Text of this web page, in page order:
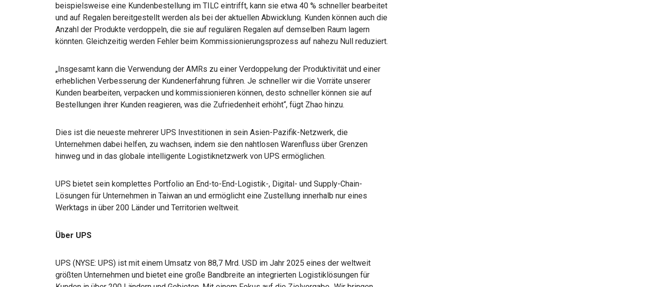
beispielsweise eine Kundenbestellung im TILC eintrifft, kann sie etwa 40 % schneller bearbeitet
und auf Regalen bereitgestellt werden als bei der aktuellen Abwicklung. Kunden können auch die
Anzahl der Produkte verdoppeln, die sie auf regulären Regalen auf demselben Raum lagern
könnten. Gleichzeitig werden Fehler beim Kommissionierungsprozess auf nahezu Null reduziert.
„Insgesamt kann die Verwendung der AMRs zu einer Verdoppelung der Produktivität und einer
erheblichen Verbesserung der Kundenerfahrung führen. Je schneller wir die Vorräte unserer
Kunden bearbeiten, verpacken und kommissionieren können, desto schneller können sie auf
Bestellungen ihrer Kunden reagieren, was die Zufriedenheit erhöht“, fügt Zhao hinzu.
Dies ist die neueste mehrerer UPS Investitionen in sein Asien-Pazifik-Netzwerk, die
Unternehmen dabei helfen, zu wachsen, indem sie den nahtlosen Warenfluss über Grenzen
hinweg und in das globale intelligente Logistiknetzwerk von UPS ermöglichen.
UPS bietet sein komplettes Portfolio an End-to-End-Logistik-, Digital- und Supply-Chain-
Lösungen für Unternehmen in Taiwan an und ermöglicht eine Zustellung innerhalb nur eines
Werktags in über 200 Länder und Territorien weltweit.
Über UPS
UPS (NYSE: UPS) ist mit einem Umsatz von 88,7 Mrd. USD im Jahr 2025 eines der weltweit
größten Unternehmen und bietet eine große Bandbreite an integrierten Logistiklösungen für